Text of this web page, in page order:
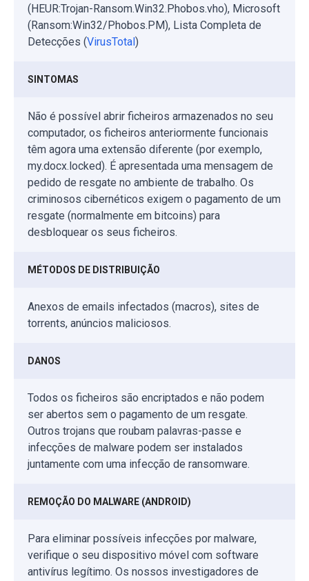
(HEUR:Trojan-Ransom.Win32.Phobos.vho), Microsoft
(Ransom:Win32/Phobos.PM), Lista Completa de
Detecções (VirusTotal )
SINTOMAS
Não é possível abrir ficheiros armazenados no seu
computador, os ficheiros anteriormente funcionais
têm agora uma extensão diferente (por exemplo,
my.docx.locked). É apresentada uma mensagem de
pedido de resgate no ambiente de trabalho. Os
criminosos cibernéticos exigem o pagamento de um
resgate (normalmente em bitcoins) para
desbloquear os seus ficheiros.
MÉTODOS DE DISTRIBUIÇÃO
Anexos de emails infectados (macros), sites de
torrents, anúncios maliciosos.
DANOS
Todos os ficheiros são encriptados e não podem
ser abertos sem o pagamento de um resgate.
Outros trojans que roubam palavras-passe e
infecções de malware podem ser instalados
juntamente com uma infecção de ransomware.
REMOÇÃO DO MALWARE (ANDROID)
Para eliminar possíveis infecções por malware,
verifique o seu dispositivo móvel com software
antivírus legítimo. Os nossos investigadores de